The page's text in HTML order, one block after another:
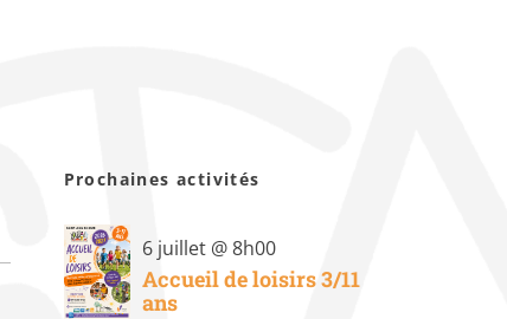
Prochaines activités
6 juillet @ 8h00
Accueil de loisirs 3/11
ans